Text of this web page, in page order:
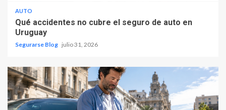
AUTO
Qué accidentes no cubre el seguro de auto en
Uruguay
Segurarse Blog julio 31, 2026